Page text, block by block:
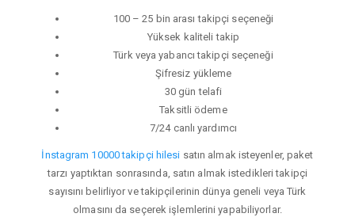
100 – 25 bin arası takipçi seçeneği
Yüksek kaliteli takip
Türk veya yabancı takipçi seçeneği
Şifresiz yükleme
30 gün telafi
Taksitli ödeme
7/24 canlı yardımcı
İnstagram 10000 takipçi hilesi satın almak isteyenler, paket
tarzı yaptıktan sonrasında, satın almak istedikleri takipçi
sayısını belirliyor ve takipçilerinin dünya geneli veya Türk
olmasını da seçerek işlemlerini yapabiliyorlar.